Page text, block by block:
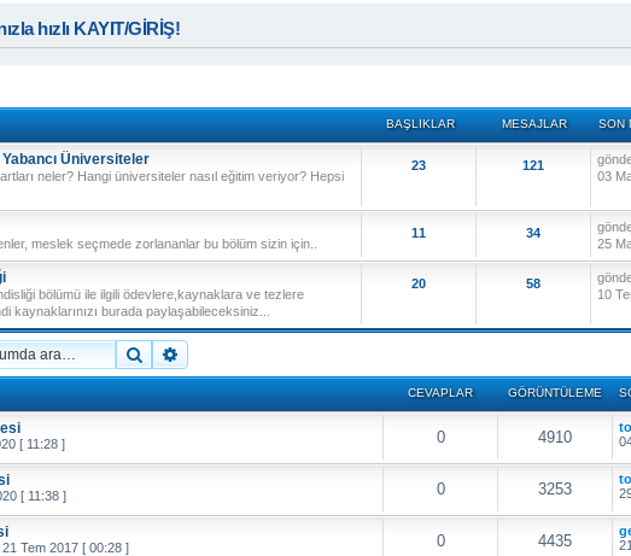
hızlı KAYIT/GİRİŞ!
BAŞLIKLAR MESAJLAR SON
Yabancı Üniversiteler
neler? Hangi üniversiteler nasıl eğitim veriyor? Hepsi
23 121
03
meslek seçmede zorlananlar bu bölüm sizin için..
11 34
25
bölümü ile ilgili ödevlere,kaynaklara ve tezlere
kaynaklarınızı burada paylaşabileceksiniz...
20 58
10
Ara
CEVAPLAR GÖRÜNTÜLEME
[ 11:28 ] 0 4910
[ 11:38 ] 0 3253
21 Tem 2017 [ 00:28 ] 0 4435